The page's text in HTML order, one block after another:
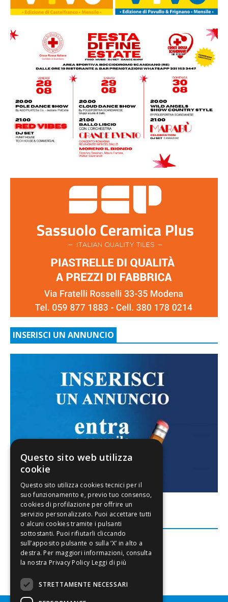
INSERISCI UN ANNUNCIO
FACEBOOK
Questo sito web utilizza
cookie
Leggi di più
STRETTAMENTE NECESSARI